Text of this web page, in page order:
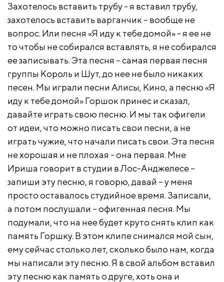
Захотелось вставить трубу - я вставил трубу,
захотелось вставить варганчик – вообще не
вопрос. Или песня «Я иду к тебе домой» - я ее не
то чтобы не собирался вставлять, я не собирался
ее записывать. Эта песня – самая первая песня
группы Король и Шут, до нее не было никаких
песен. Мы играли песни Алисы, Кино, а песню «Я
иду к тебе домой» Горшок принес и сказал,
давайте играть свою песню. И мы так офигели
от идеи, что можно писать свои песни, а не
играть чужие, что начали писать свои. Эта песня
не хорошая и не плохая - она первая. Мне
Ириша говорит в студии в Лос-Анджелесе –
запиши эту песню, я говорю, давай – у меня
просто оставалось студийное время. Записали,
а потом послушали – офигенная песня. Мы
подумали, что на нее будет круто снять клип как
память Горшку. В этом клипе снимался мой сын,
ему сейчас столько лет, сколько было нам, когда
мы написали эту песню. Я в свой альбом вставил
эту песню как память о друге, хоть она и